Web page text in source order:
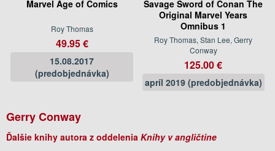
Marvel Age of Comics
Roy Thomas
49.95 €
15.08.2017
(predobjednávka)
Savage Sword of Conan The
Original Marvel Years
Omnibus 1
Roy Thomas, Stan Lee, Gerry
Conway
125.00 €
apríl 2019 (predobjednávka)
Gerry Conway
Ďalšie knihy autora z oddelenia Knihy v angličtine